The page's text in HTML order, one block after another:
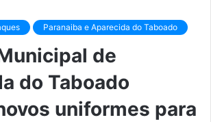
Paranaiba e Aparecida do Taboado
de
do Taboado
uniformes para